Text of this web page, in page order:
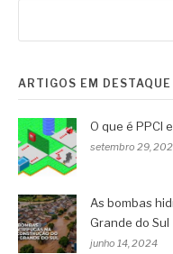
ARTIGOS EM DESTAQUE
O que é PPCI
setembro 29,
As bombas
Grande do Sul
junho 14, 2024